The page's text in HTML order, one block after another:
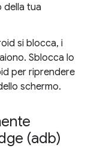
della tua
si blocca, i
Sblocca lo
per riprendere
schermo.
(adb)